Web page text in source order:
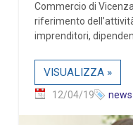
Commercio di
riferimento
imprenditori,
VISUALIZZA »
12/04/19 news